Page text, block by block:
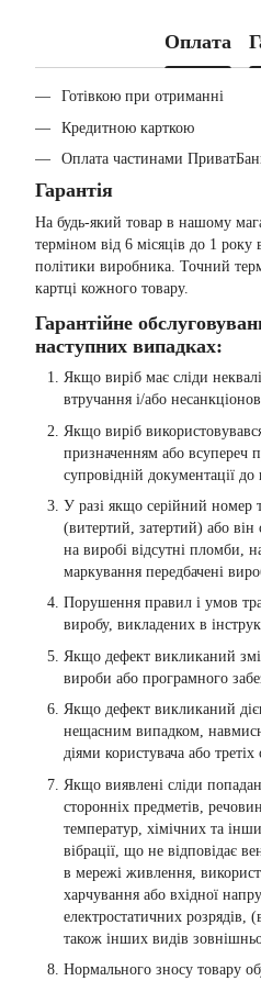
Оплата
Готівкою при отриманні
Кредитною карткою
Оплата частинами
Гарантія
На будь-який товар в нашому
терміном від 6 місяців до 1 року
політики виробника. Точний
картці кожного товару.
Гарантійне
наступних випадках:
Якщо виріб має сліди
втручання і/або
Якщо виріб
призначенням або всупереч
супровідній документації до
У разі якщо серійний номер
(витертий, затертий) або
на виробі відсутні пломби,
маркування передбачені
Порушення правил і умов
виробу, викладених в
Якщо дефект викликаний
вироби або програмного
Якщо дефект викликаний
нещасним випадком,
діями користувача або третіх
Якщо виявлені сліди
сторонніх предметів,
температур, хімічних та
вібрації, що не відповідає
в мережі живлення,
харчування або вхідної
електростатичних розрядів,
також інших видів
Нормального зносу товару